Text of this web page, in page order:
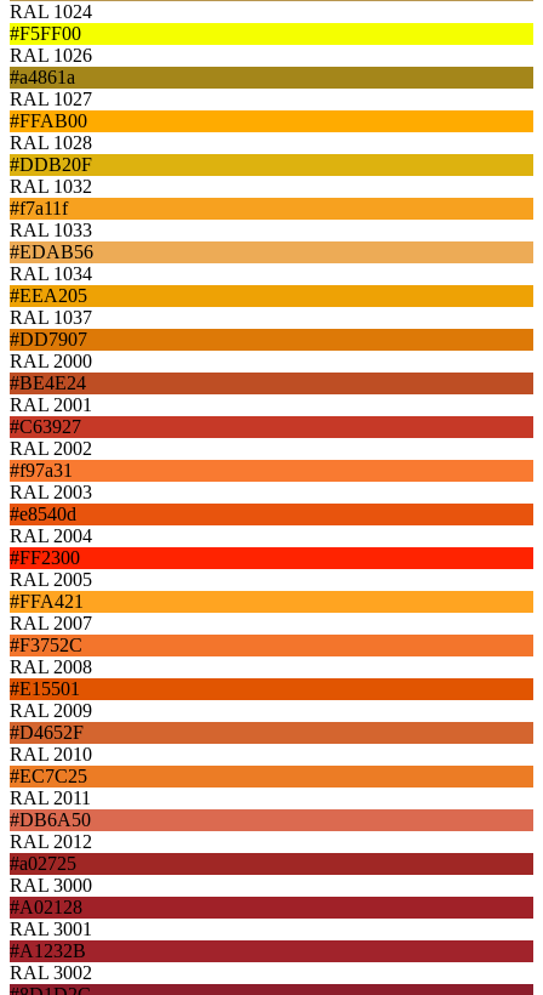
RAL 1024
#F5FF00
RAL 1026
#a4861a
RAL 1027
#FFAB00
RAL 1028
#DDB20F
RAL 1032
#f7a11f
RAL 1033
#EDAB56
RAL 1034
#EEA205
RAL 1037
#DD7907
RAL 2000
#BE4E24
RAL 2001
#C63927
RAL 2002
#f97a31
RAL 2003
#e8540d
RAL 2004
#FF2300
RAL 2005
#FFA421
RAL 2007
#F3752C
RAL 2008
#E15501
RAL 2009
#D4652F
RAL 2010
#EC7C25
RAL 2011
#DB6A50
RAL 2012
#a02725
RAL 3000
#A02128
RAL 3001
#A1232B
RAL 3002